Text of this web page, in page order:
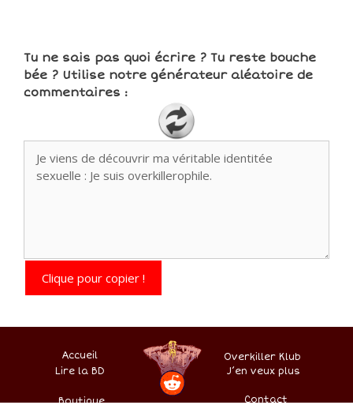
Tu ne sais pas quoi écrire ? Tu reste bouche
bée ? Utilise notre générateur aléatoire de
commentaires :
Clique pour copier !
.
Accueil
–
Lire la BD –
Boutique
J’en veux plus
–
Overkiller Klub
–
Contact